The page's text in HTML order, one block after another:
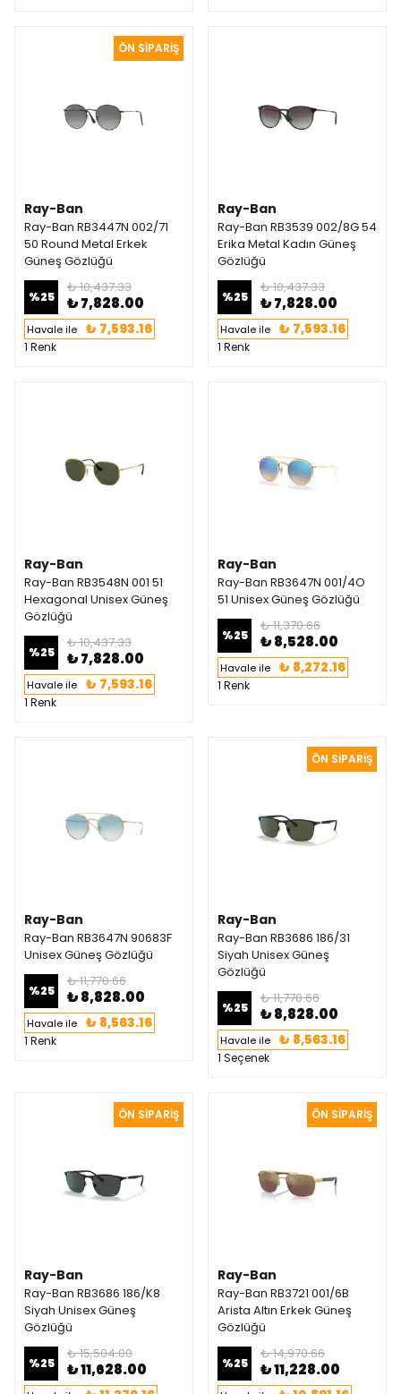
Ray-Ban
Ray-Ban RB3447N 002/71
50 Round Metal Erkek
Güneş Gözlüğü
%25
₺ 10,437.33
₺ 7,828.00
Havale ile ₺ 7,593.16
1 Renk
Ray-Ban
Ray-Ban RB3539 002/8G 54
Erika Metal Kadın Güneş
Gözlüğü
%25
₺ 10,437.33
₺ 7,828.00
Havale ile ₺ 7,593.16
1 Renk
Ray-Ban
Ray-Ban RB3548N 001 51
Hexagonal Unisex Güneş
Gözlüğü
%25
₺ 10,437.33
₺ 7,828.00
Havale ile ₺ 7,593.16
1 Renk
Ray-Ban
Ray-Ban RB3647N 001/4O
51 Unisex Güneş Gözlüğü
%25
₺ 11,370.66
₺ 8,528.00
Havale ile ₺ 8,272.16
1 Renk
Ray-Ban
Ray-Ban RB3647N 90683F
Unisex Güneş Gözlüğü
%25
₺ 11,770.66
₺ 8,828.00
Havale ile ₺ 8,563.16
1 Renk
Ray-Ban
Ray-Ban RB3686 186/31
Siyah Unisex Güneş
Gözlüğü
%25
₺ 11,770.66
₺ 8,828.00
Havale ile ₺ 8,563.16
1 Seçenek
Ray-Ban
Ray-Ban RB3686 186/K8
Siyah Unisex Güneş
Gözlüğü
%25
₺ 15,504.00
₺ 11,628.00
Ray-Ban
Ray-Ban RB3721 001/6B
Arista Altın Erkek Güneş
Gözlüğü
%25
₺ 14,970.66
₺ 11,228.00